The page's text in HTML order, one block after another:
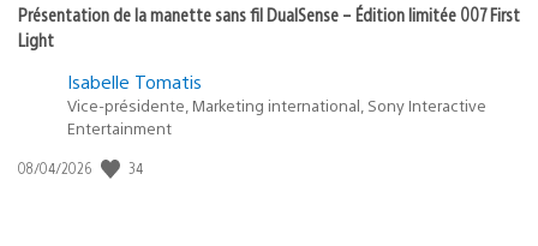
Présentation de la manette sans fil DualSense – Édition limitée 007 First
Light
Isabelle Tomatis
Vice-présidente, Marketing international, Sony Interactive
Entertainment
Date
08/04/2026 34